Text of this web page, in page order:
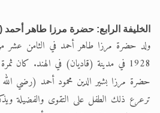
الخليفة الرابع: حضرة مرزا طاهر أحمد
ولد حضرة مرزا طاهر أحمد في الثامن عشر
1928 في مدينة (قاديان) في الهند. كان
حضرة مرزا بشير الدين محمود أحمد (رضي
ترعرع ذلك الطفل على التقوى والفضيلة